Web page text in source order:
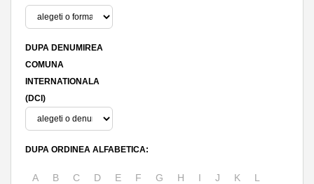
DUPA DENUMIREA
COMUNA
INTERNATIONALA
(DCI)
DUPA ORDINEA ALFABETICA:
A B C D E F G H I J K L